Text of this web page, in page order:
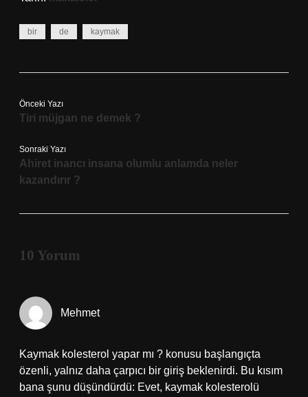
bir de kaymak
Önceki Yazı
Tiri müjgan ne demek ?
Sonraki Yazı
Ahiret inancı insana olumlu anlamda neler
kazandırır ?
10 Yorum
Mehmet
Kaymak kolesterol yapar mı ? konusu başlangıçta
özenli, yalnız daha çarpıcı bir giriş beklenirdi. Bu kısım
bana şunu düşündürdü: Evet, kaymak kolesterolü